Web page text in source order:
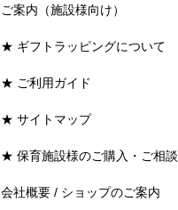
ご案内（施設様向け）
★ ギフトラッピングについて
★ ご利用ガイド
★ サイトマップ
★ 保育施設様のご購入・ご相談
会社概要 / ショップのご案内